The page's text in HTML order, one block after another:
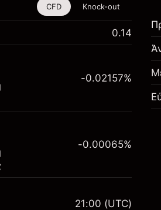
εργαλείο είναι
μέσω CFDs και
σχετικά με:
CFD Knock-out
0.14
-0.02157%
-0.00065%
21:00 (UTC)